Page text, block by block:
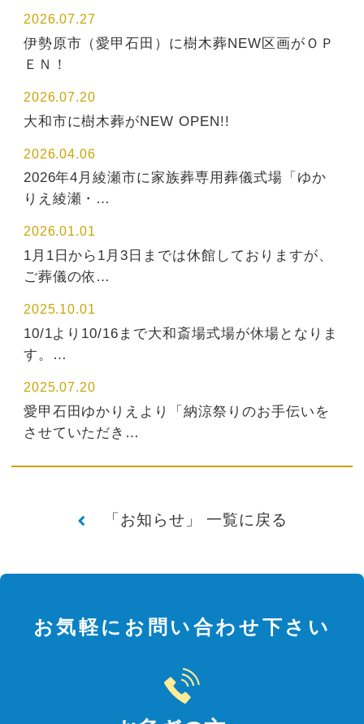
2026.07.27
伊勢原市（愛甲石田）に樹木葬NEW区画がＯＰ
ＥＮ！
2026.07.20
大和市に樹木葬がNEW OPEN!!
2026.04.06
2026年4月綾瀬市に家族葬専用葬儀式場「ゆか
りえ綾瀬・…
2026.01.01
1月1日から1月3日までは休館しておりますが、
ご葬儀の依…
2025.10.01
10/1より10/16まで大和斎場式場が休場となりま
す。…
2025.07.20
愛甲石田ゆかりえより「納涼祭りのお手伝いを
させていただき…
「お知らせ」 一覧に戻る
お気軽にお問い合わせ下さい